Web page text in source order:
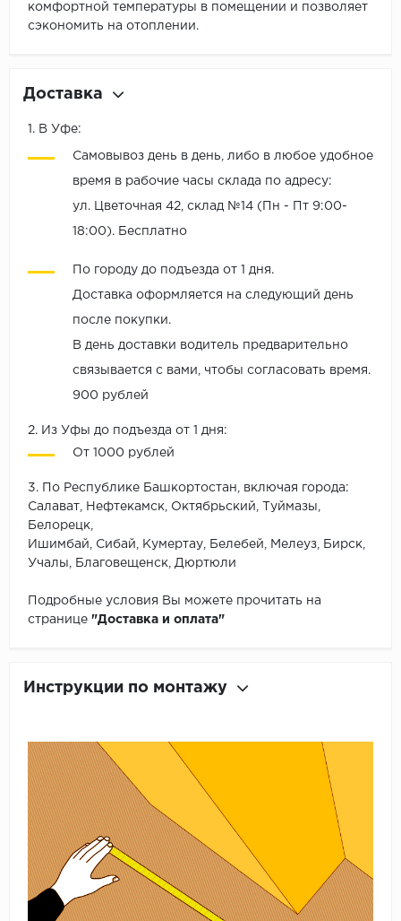
комфортной температуры в помещении и позволяет
сэкономить на отоплении.
Доставка
1. В Уфе:
Самовывоз день в день, либо в любое удобное
время в рабочие часы склада по адресу:
ул. Цветочная 42, склад №14 (Пн - Пт 9:00-
18:00). Бесплатно
По городу до подъезда от 1 дня.
Доставка оформляется на следующий день
после покупки.
В день доставки водитель предварительно
связывается с вами, чтобы согласовать время.
900 рублей
2. Из Уфы до подъезда от 1 дня:
От 1000 рублей
3. По Республике Башкортостан, включая города:
Салават, Нефтекамск, Октябрьский, Туймазы,
Белорецк,
Ишимбай, Сибай, Кумертау, Белебей, Мелеуз, Бирск,
Учалы, Благовещенск, Дюртюли
Подробные условия Вы можете прочитать на
странице "Доставка и оплата"
Инструкции по монтажу